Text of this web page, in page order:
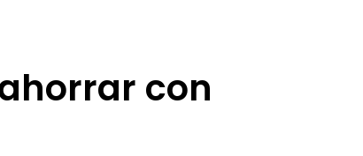
con